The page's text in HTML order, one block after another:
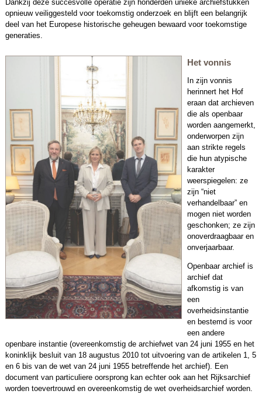
Dankzij deze succesvolle operatie zijn honderden unieke archiefstukken
opnieuw veiliggesteld voor toekomstig onderzoek en blijft een belangrijk
deel van het Europese historische geheugen bewaard voor toekomstige
generaties.
Het vonnis
In zijn vonnis
herinnert het Hof
eraan dat archieven
die als openbaar
worden aangemerkt,
onderworpen zijn
aan strikte regels
die hun atypische
karakter
weerspiegelen: ze
zijn “niet
verhandelbaar” en
mogen niet worden
geschonken; ze zijn
onoverdraagbaar en
onverjaarbaar.
Openbaar archief is
archief dat
afkomstig is van
een
overheidsinstantie
en bestemd is voor
een andere
openbare instantie (overeenkomstig de archiefwet van 24 juni 1955 en het
koninklijk besluit van 18 augustus 2010 tot uitvoering van de artikelen 1, 5
en 6 bis van de wet van 24 juni 1955 betreffende het archief). Een
document van particuliere oorsprong kan echter ook aan het Rijksarchief
worden toevertrouwd en overeenkomstig de wet overheidsarchief worden.